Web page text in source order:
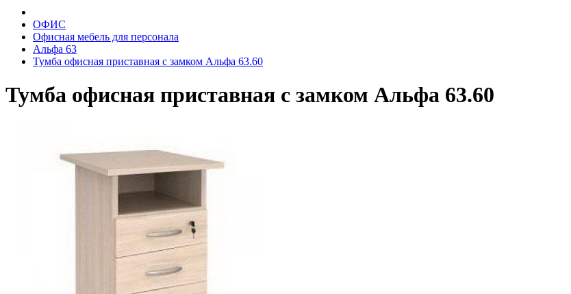
ОФИС
Офисная мебель для персонала
Альфа 63
Тумба офисная приставная с замком Альфа 63.60
Тумба офисная приставная с замком Альфа 63.60